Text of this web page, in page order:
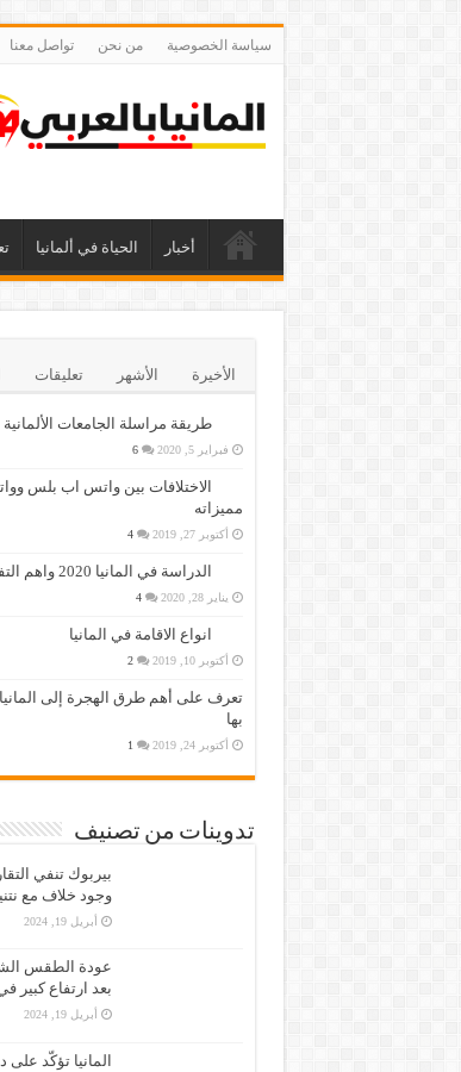
سياسة الخصوصية من نحن تواصل معنا
أخبار الحياة في ألمانيا
الأخيرة الأشهر تعليقات
طريقة مراسلة الجامعات الألمانية
فبراير 5, 2020 6
الاختلافات بين واتس اب بلس
مميزاته
أكتوبر 27, 2019 4
الدراسة في المانيا 2020 واهم التفاصيل عنها
يناير 28, 2020 4
انواع الاقامة في المانيا
أكتوبر 10, 2019 2
تعرف على أهم طرق الهجرة إلى المانيا
بها
أكتوبر 24, 2019 1
تدوينات من تصنيف
بيربوك تنفي
وجود خلاف مع
أبريل 19, 2024
عودة الطقس
بعد ارتفاع كبير
أبريل 19, 2024
المانيا تؤكّد